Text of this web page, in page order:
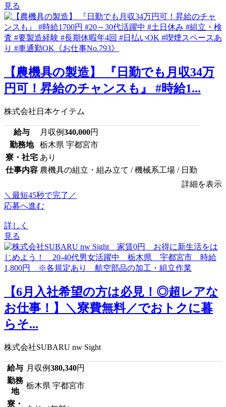
見る
【農機具の製造】 『日勤でも月収34万
円可！昇給のチャンスも』 #時給1...
株式会社日本ケイテム
給与 月収例340,000円
勤務地
栃木県 宇都宮市
寮・社宅 あり
仕事内容 農機具の組立・組み立て / 機械系工場 / 日勤
詳細を表示
＼最短45秒で完了／
応募へ進む
詳しく
見る
【6月入社希望の方は必見！◎超レアな
お仕事！】＼寮費無料／でおトクに暮
らそ...
株式会社SUBARU nw Sight
給与 月収例380,340円
勤務
地
栃木県 宇都宮市
寮・